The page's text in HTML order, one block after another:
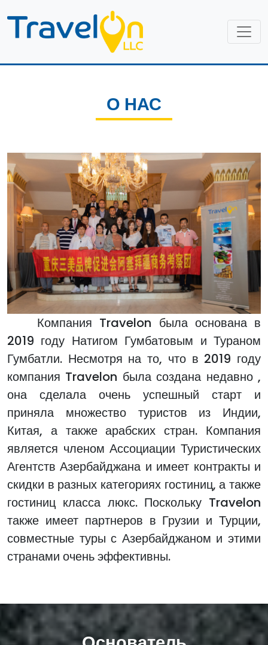
О НАС
Компания Travelon была основана в
2019 году Натигом Гумбатовым и Тураном
Гумбатли. Несмотря на то, что в 2019 году
компания Travelon была создана недавно ,
она сделала очень успешный старт и
приняла множество туристов из Индии,
Китая, а также арабских стран. Компания
является членом Ассоциации Туристических
Агентств Азербайджана и имеет контракты и
скидки в разных категориях гостиниц, а также
гостиниц класса люкс. Поскольку Travelon
также имеет партнеров в Грузии и Турции,
совместные туры с Азербайджаном и этими
странами очень эффективны.